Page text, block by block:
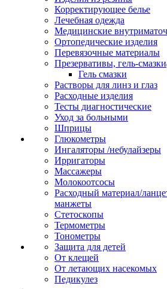
Корректирующее белье
Лечебная одежда
Медицинские
Ортопедические изделия
Перевязочные материалы
Презервативы, гель-смазки
Гель смазки
Растворы для линз и глаз
Расходные изделия
Тесты диагностические
Уход за больными
Шприцы
Глюкометры
Ингаляторы /небулайзеры
Ирригаторы
Массажеры
Молокоотсосы
Расходный материал/
манжеты
Стетоскопы
Термометры
Тонометры
Защита для детей
От клещей
От летающих насекомых
Педикулез